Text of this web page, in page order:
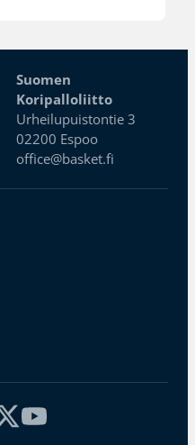
Suomen
Koripalloliitto
Urheilupuistontie 3
02200 Espoo
office@basket.fi